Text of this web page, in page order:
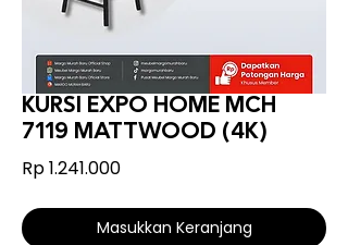
KURSI EXPO HOME MCH
7119 MATTWOOD (4K)
Rp 1.241.000Harga
Masukkan Keranjang